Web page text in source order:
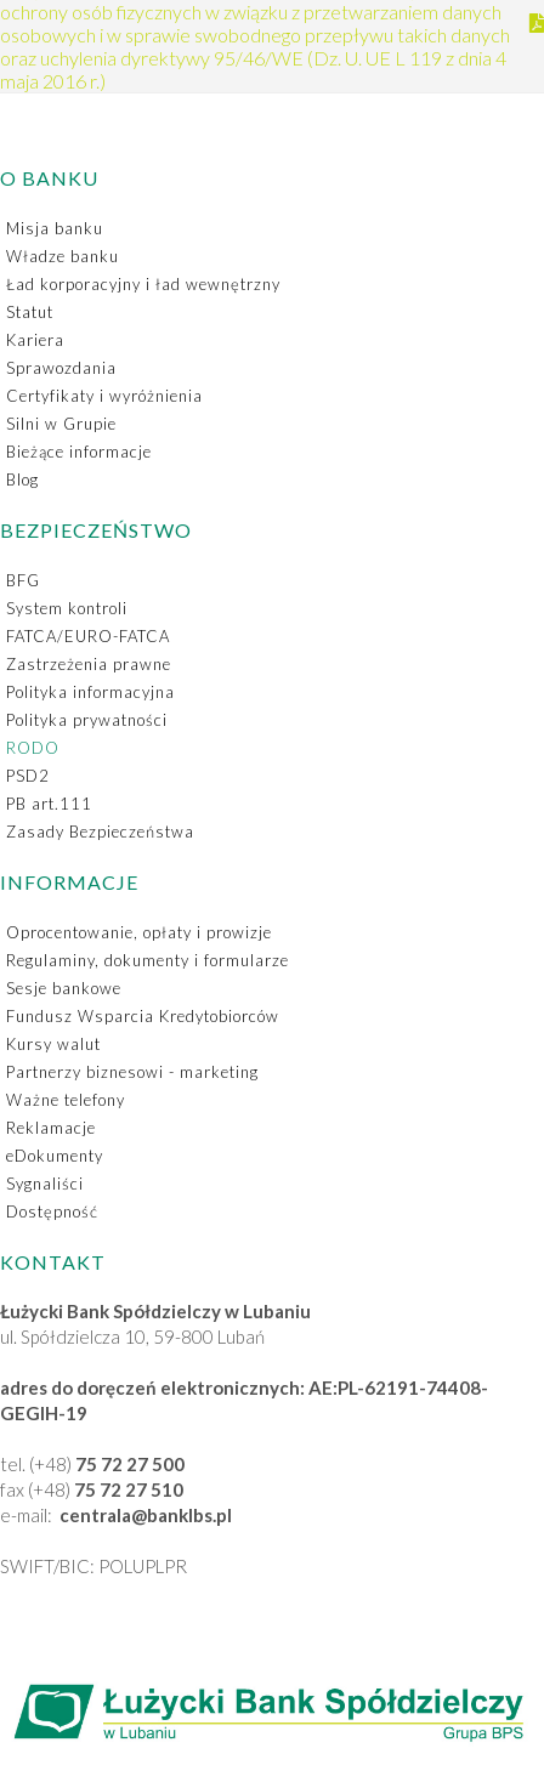
ochrony osób fizycznych w związku z przetwarzaniem danych
osobowych i w sprawie swobodnego przepływu takich danych
oraz uchylenia dyrektywy 95/46/WE (Dz. U. UE L 119 z dnia 4
maja 2016 r.)
O BANKU
Misja banku
Władze banku
Ład korporacyjny i ład wewnętrzny
Statut
Kariera
Sprawozdania
Certyfikaty i wyróżnienia
Silni w Grupie
Bieżące informacje
Blog
BEZPIECZEŃSTWO
BFG
System kontroli
FATCA/EURO-FATCA
Zastrzeżenia prawne
Polityka informacyjna
Polityka prywatności
RODO
PSD2
PB art.111
Zasady Bezpieczeństwa
INFORMACJE
Oprocentowanie, opłaty i prowizje
Regulaminy, dokumenty i formularze
Sesje bankowe
Fundusz Wsparcia Kredytobiorców
Kursy walut
Partnerzy biznesowi - marketing
Ważne telefony
Reklamacje
eDokumenty
Sygnaliści
Dostępność
KONTAKT
Łużycki Bank Spółdzielczy w Lubaniu
ul. Spółdzielcza 10, 59-800 Lubań
adres do doręczeń elektronicznych: AE:PL-62191-74408-
GEGIH-19
tel. (+48) 75 72 27 500
fax (+48) 75 72 27 510
e-mail: centrala@banklbs.pl
SWIFT/BIC: POLUPLPR
Ta strona wykorzystuje pliki cookies. Brak zmian